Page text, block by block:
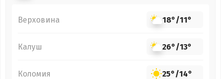
Верховина 18°/11°
Калуш 26°/13°
Коломия 25°/14°